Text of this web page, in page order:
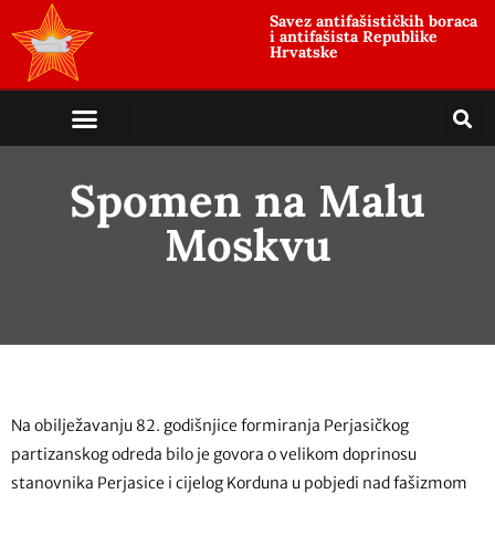
Savez antifašističkih boraca
i antifašista Republike
Hrvatske
Spomen na Malu
Moskvu
Na obilježavanju 82. godišnjice formiranja Perjasičkog
partizanskog odreda bilo je govora o velikom doprinosu
stanovnika Perjasice i cijelog Korduna u pobjedi nad fašizmom